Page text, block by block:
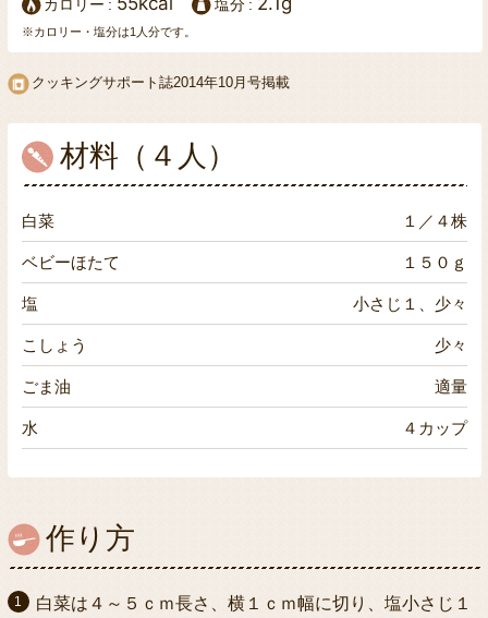
カロリー 塩分
※カロリー・塩分は1人分です。
クッキングサポート誌2014年10月号掲載
材料（４人）
白菜 １／４株
ベビーほたて １５０ｇ
塩 小さじ１、少々
こしょう 少々
ごま油 適量
水 ４カップ
作り方
白菜は４～５ｃｍ長さ、横１ｃｍ幅に切り、塩小さじ１